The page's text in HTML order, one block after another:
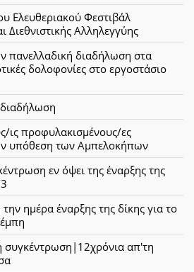
Ελευθεριακού Φεστιβάλ
Διεθνιστικής Αλληλεγγύης
πανελλαδική διαδήλωση στα
δολοφονίες στο εργοστάσιο
ις προφυλακισμένους/ες
υπόθεση των Αμπελοκήπων
εν όψει της έναρξης της
ημέρα έναρξης της δίκης για το
συγκέντρωση|12χρόνια απ'τη